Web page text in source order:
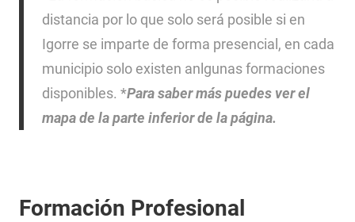
distancia por lo que solo será posible si en
Igorre se imparte de forma presencial, en cada
municipio solo existen anlgunas formaciones
disponibles. *Para saber más puedes ver el
mapa de la parte inferior de la página.
Formación Profesional